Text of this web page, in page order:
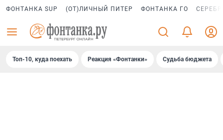
ФОНТАНКА SUP (ОТ)ЛИЧНЫЙ ПИТЕР ФОНТАНКА ГО
Топ-10, куда поехать Реакция «Фонтанки» Судьба бюджета